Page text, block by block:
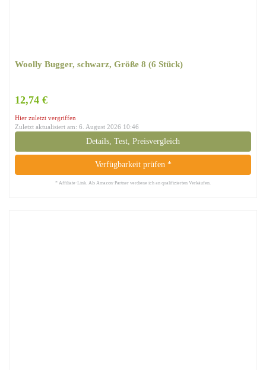
Woolly Bugger, schwarz, Größe 8 (6 Stück)
12,74 €
Hier zuletzt vergriffen
Zuletzt aktualisiert am: 6. August 2026 10:46
Details, Test, Preisvergleich
Verfügbarkeit prüfen *
* Affiliate-Link. Als Amazon-Partner verdiene ich an qualifizierten Verkäufen.